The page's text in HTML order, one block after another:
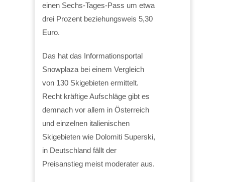
einen Sechs-Tages-Pass um etwa
drei Prozent beziehungsweis 5,30
Euro.
Das hat das Informationsportal
Snowplaza bei einem Vergleich
von 130 Skigebieten ermittelt.
Recht kräftige Aufschläge gibt es
demnach vor allem in Österreich
und einzelnen italienischen
Skigebieten wie Dolomiti Superski,
in Deutschland fällt der
Preisanstieg meist moderater aus.